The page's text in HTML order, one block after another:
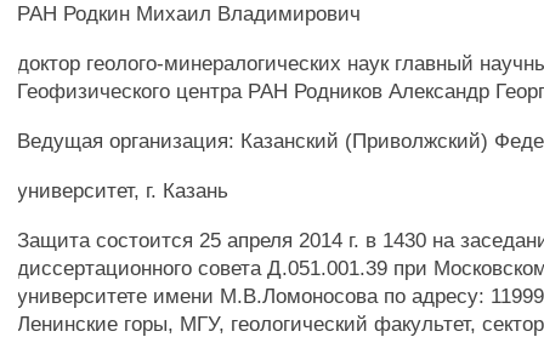
РАН Родкин Михаил Владимирович
доктор геолого-минералогических наук главный
Геофизического центра РАН Родников Александр
Ведущая организация: Казанский (Приволжский)
университет, г. Казань
Защита состоится 25 апреля 2014 г. в 1430 на
диссертационного совета Д.051.001.39 при
университете имени М.В.Ломоносова по адресу:
Ленинские горы, МГУ, геологический факультет,